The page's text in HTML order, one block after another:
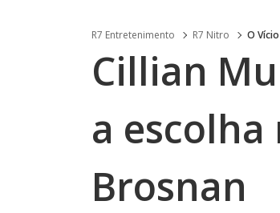
R7 Entretenimento R7 Nitro O Vício
Cillian
a
Brosnan